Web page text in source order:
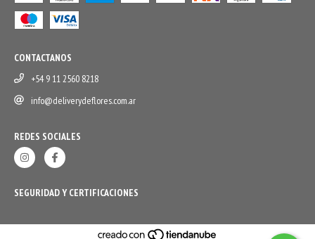
CONTACTANOS
+54 9 11 2560 8218
info@deliverydeflores.com.ar
REDES SOCIALES
SEGURIDAD Y CERTIFICACIONES